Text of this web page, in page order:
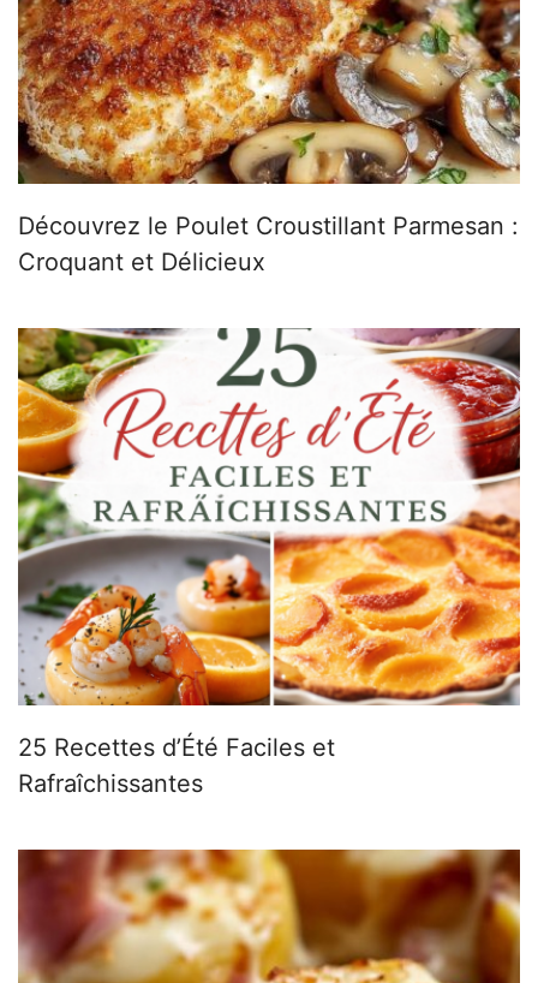
Découvrez le Poulet Croustillant Parmesan :
Croquant et Délicieux
25 Recettes d’Été Faciles et
Rafraîchissantes